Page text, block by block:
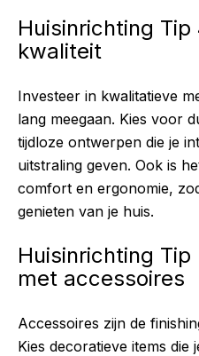
Huisinrichting Tip
kwaliteit
Investeer in kwalitatieve
lang meegaan. Kies voor
tijdloze ontwerpen die je
uitstraling geven. Ook is
comfort en ergonomie,
genieten van je huis.
Huisinrichting
met accessoires
Accessoires zijn de
Kies decoratieve items die